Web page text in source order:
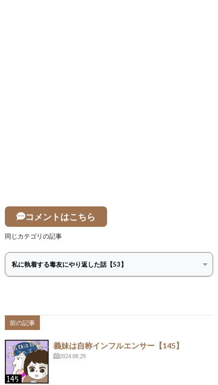
コメントはこちら
同じカテゴリの記事
前の記事
義妹は自称インフルエンサー【145】
2024.08.29